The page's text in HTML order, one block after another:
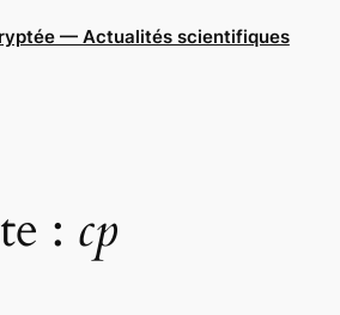
— Actualités scientifiques
: cp